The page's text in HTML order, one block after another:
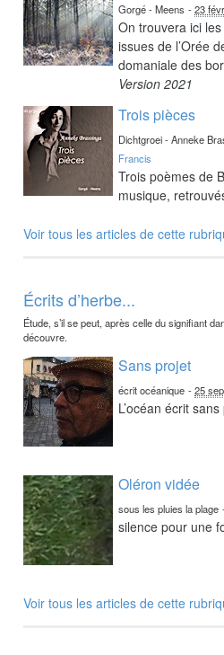
Gorgé - Meens -23
On trouvera ici
issues de l’Orée
domaniale des
Version 2021
Trois pièces
Dichtgroei - Anneke
Francis
Trois poèmes de
musique,
Voir tous les articles de cette
Écrits d’herbe...
Étude, s’il se peut, après celle du signifiant
découvre.
Sans projet
écrit océanique -25
L’océan écrit
Oléron vidée
sous les pluies la plage
silence pour une
Voir tous les articles de cette